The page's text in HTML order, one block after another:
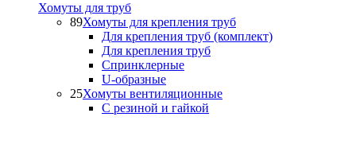
Хомуты для труб
89Хомуты для крепления труб
Для крепления труб (комплект)
Для крепления труб
Спринклерные
U-образные
25Хомуты вентиляционные
С резиной и гайкой